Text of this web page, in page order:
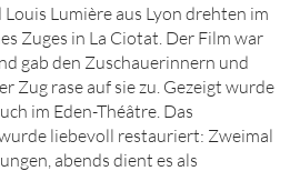
Lumière aus Lyon drehten im
Zuges in La Ciotat. Der Film war
gab den Zuschauerinnern und
Zug rase auf sie zu. Gezeigt wurde
im Eden-Théâtre. Das
liebevoll restauriert: Zweimal
abends dient es als